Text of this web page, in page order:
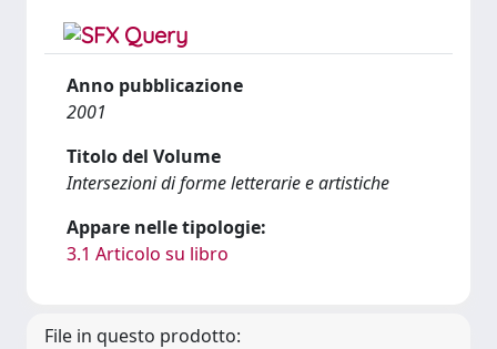
Anno pubblicazione
2001
Titolo del Volume
Intersezioni di forme letterarie e artistiche
Appare nelle tipologie:
3.1 Articolo su libro
File in questo prodotto: